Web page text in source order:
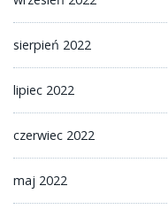
sierpień 2022
lipiec 2022
czerwiec 2022
maj 2022